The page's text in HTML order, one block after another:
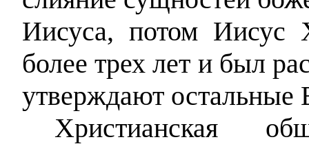
Иисуса, потом Иисус
более трех лет и был
утверждают остальные
Христианская